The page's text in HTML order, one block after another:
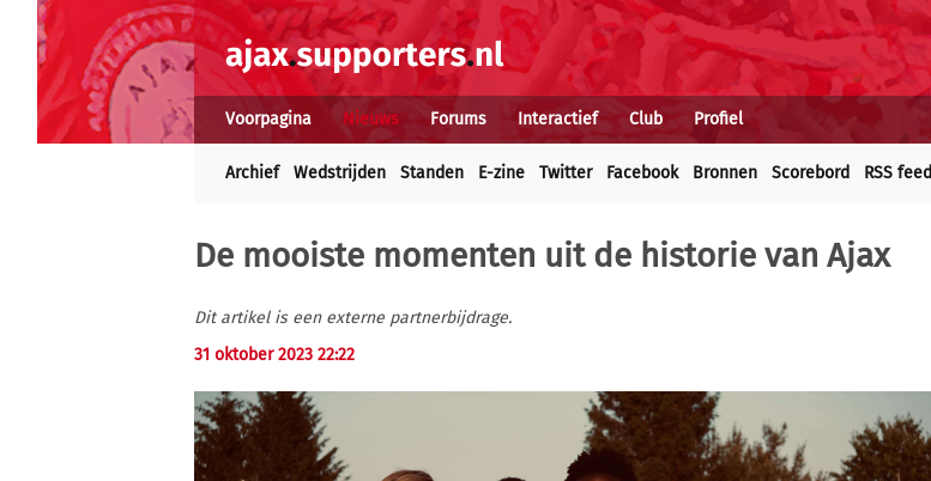
Voorpagina Nieuws Forums Interactief Club Profiel
Archief Wedstrijden Standen E-zine Twitter Facebook Bronnen Scorebord RSS feed
De mooiste momenten uit de historie van Ajax
Dit artikel is een externe partnerbijdrage.
31 oktober 2023 22:22